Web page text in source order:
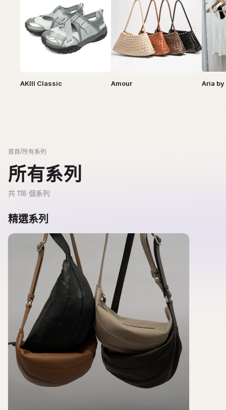
AKIII Classic Amour Aria
首頁/所有系列
所有系列
共 118 個系列
精選系列